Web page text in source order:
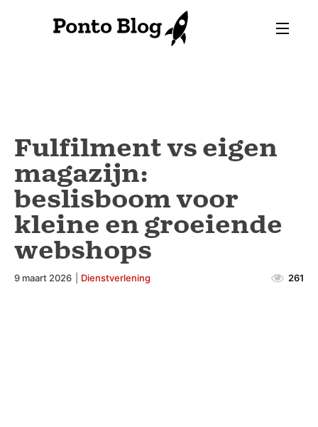
Fulfilment vs eigen
magazijn:
beslisboom voor
kleine en groeiende
webshops
9 maart 2026 Dienstverlening 261